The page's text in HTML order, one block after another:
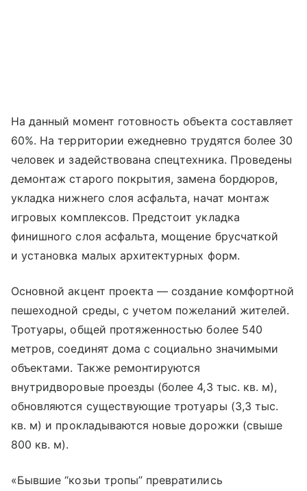
На данный момент готовность объекта составляет
60%. На территории ежедневно трудятся более 30
человек и задействована спецтехника. Проведены
демонтаж старого покрытия, замена бордюров,
укладка нижнего слоя асфальта, начат монтаж
игровых комплексов. Предстоит укладка
финишного слоя асфальта, мощение брусчаткой
и установка малых архитектурных форм.
Основной акцент проекта — создание комфортной
пешеходной среды, с учетом пожеланий жителей.
Тротуары, общей протяженностью более 540
метров, соединят дома с социально значимыми
объектами. Также ремонтируются
внутридворовые проезды (более 4,3 тыс. кв. м),
обновляются существующие тротуары (3,3 тыс.
кв. м) и прокладываются новые дорожки (свыше
800 кв. м).
«Бывшие “козьи тропы” превратились